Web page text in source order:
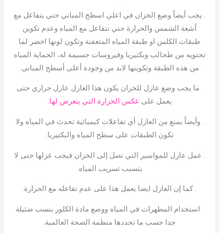
. يجب أيضاً وضع الخزان في اعلي اسطح المباني حتي يتفاعل مع
أشعة الشمس والحرارة حتي تتفاعل مع المياه وعدم تكوين
طبقات الكلس او طبقة المياه المتعفنة وتكون لونها اخضر لما
تحتويه من طحالب وبكتيريا وفيروسات جسيمة له، الحماية المياه
من هذه الطبقة وتكوينها لابد من وجودة أعلى أسطح المباني.
. ما يجب وضع عازل للخزان يكون هذا العازل عازل حراري حتى
يعمل على عكس الحرارة التي يتعرض لها.
. وأيضاً يمنع من العازل أي تفاعلات كيميائية تحدث في المياه ولا
تكون الطبقات على سطح المياه والبكتيريا.
. عمل عازل للمواسير التي تصل إلى الخزان فيجب عزلها حتى لا
يتسبب تسريب المياه.
. كما إن العازل ايضا يعمل هذا على عدم تفاعله مع الحرارة.
. استخدام المطهرات في المياه ووضع مادة الكلور بنسب ضئيلة
جدا حسب ما تحددها منظمة الصحة العالمية.